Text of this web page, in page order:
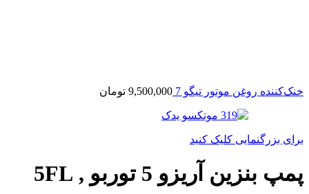
خنک‌کننده روغن موتور تیگو 7 9,500,000 تومان
برای بزرگنمایی کلیک کنید
پمپ بنزین آریزو 5 توربو , 5FL